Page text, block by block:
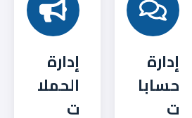
إدارة
حسابا
ت
إدارة
الحملا
ت